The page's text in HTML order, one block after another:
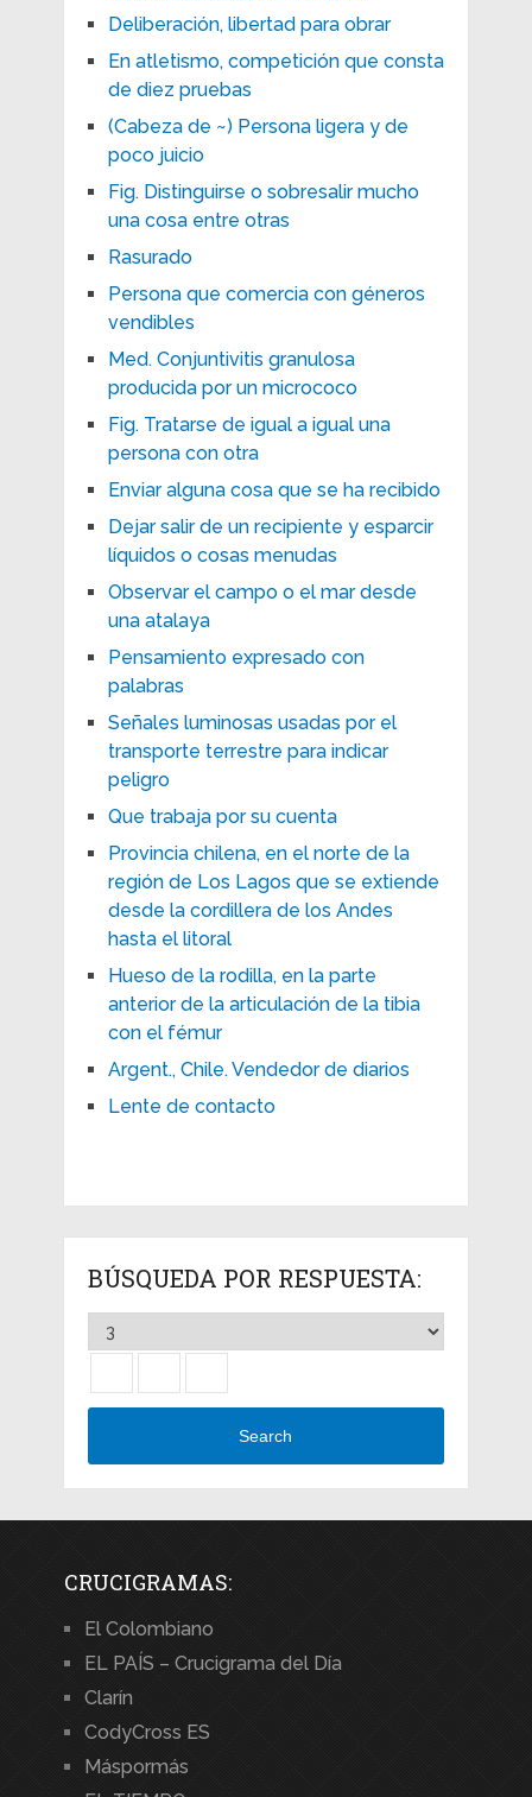
Deliberación, libertad para obrar
En atletismo, competición que consta
de diez pruebas
(Cabeza de ~) Persona ligera y de
poco juicio
Fig. Distinguirse o sobresalir mucho
una cosa entre otras
Rasurado
Persona que comercia con géneros
vendibles
Med. Conjuntivitis granulosa
producida por un micrococo
Fig. Tratarse de igual a igual una
persona con otra
Enviar alguna cosa que se ha recibido
Dejar salir de un recipiente y esparcir
líquidos o cosas menudas
Observar el campo o el mar desde
una atalaya
Pensamiento expresado con
palabras
Señales luminosas usadas por el
transporte terrestre para indicar
peligro
Que trabaja por su cuenta
Provincia chilena, en el norte de la
región de Los Lagos que se extiende
desde la cordillera de los Andes
hasta el litoral
Hueso de la rodilla, en la parte
anterior de la articulación de la tibia
con el fémur
Argent., Chile. Vendedor de diarios
Lente de contacto
BÚSQUEDA POR RESPUESTA:
Search
CRUCIGRAMAS:
El Colombiano
EL PAÍS – Crucigrama del Día
Clarín
CodyCross ES
Máspormás